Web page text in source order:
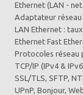
Ethernet (LAN -
Adaptateur
LAN Ethernet :
Ethernet Fast
Protocoles réseau
TCP/IP (IPv4 &
SSL/TLS, SFTP,
UPnP, Bonjour,